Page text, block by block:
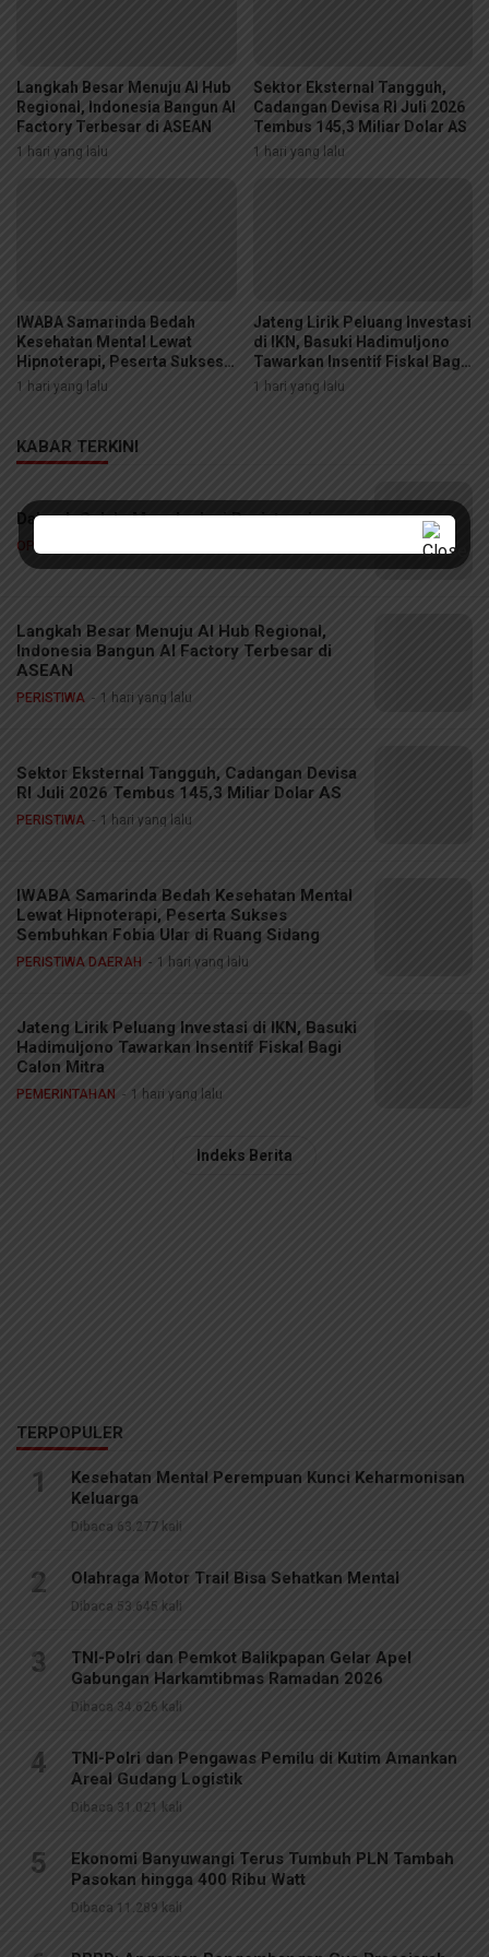
Langkah Besar Menuju AI Hub
Regional, Indonesia Bangun AI
Factory Terbesar di ASEAN
1 hari yang lalu
Sektor Eksternal Tangguh,
Cadangan Devisa RI Juli 2026
Tembus 145,3 Miliar Dolar AS
1 hari yang lalu
IWABA Samarinda Bedah
Kesehatan Mental Lewat
Hipnoterapi, Peserta Sukses
Sembuhkan Fobia Ular di
1 hari yang lalu
Jateng Lirik Peluang Investasi
di IKN, Basuki Hadimuljono
Tawarkan Insentif Fiskal Bagi
Calon Mitra
1 hari yang lalu
KABAR TERKINI
Dakwah Selalu Menghadapi Resistensi
OPINI
Langkah Besar Menuju AI Hub Regional,
Indonesia Bangun AI Factory Terbesar di
ASEAN
PERISTIWA 1 hari yang lalu
Sektor Eksternal Tangguh, Cadangan Devisa
RI Juli 2026 Tembus 145,3 Miliar Dolar AS
PERISTIWA 1 hari yang lalu
IWABA Samarinda Bedah Kesehatan Mental
Lewat Hipnoterapi, Peserta Sukses
Sembuhkan Fobia Ular di Ruang Sidang
PERISTIWA DAERAH 1 hari yang lalu
Jateng Lirik Peluang Investasi di IKN, Basuki
Hadimuljono Tawarkan Insentif Fiskal Bagi
Calon Mitra
PEMERINTAHAN 1 hari yang lalu
Indeks Berita
TERPOPULER
1
Kesehatan Mental Perempuan Kunci Keharmonisan
Keluarga
Dibaca 63.277 kali
2 Olahraga Motor Trail Bisa Sehatkan Mental
Dibaca 53.645 kali
3
TNI-Polri dan Pemkot Balikpapan Gelar Apel
Gabungan Harkamtibmas Ramadan 2026
Dibaca 34.626 kali
4
TNI-Polri dan Pengawas Pemilu di Kutim Amankan
Areal Gudang Logistik
Dibaca 31.021 kali
5
Ekonomi Banyuwangi Terus Tumbuh PLN Tambah
Pasokan hingga 400 Ribu Watt
Dibaca 11.289 kali